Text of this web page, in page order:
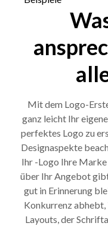
Mit dem Logo-
ganz leicht Ihr
perfektes Logo zu
Designaspekte
Ihr -Logo Ihre
über Ihr Angebot
gut in Erinnerung
Konkurrenz abhebt,
Layouts, der